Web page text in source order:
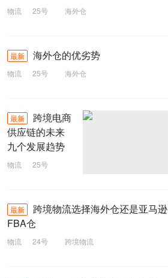
物流 25号 海外仓
最新 海外仓的优劣势
物流 25号 海外仓
最新
跨境电商
供应链的未来
九个发展趋势
物流
25号
最新
跨境物流选择海外仓还是亚马逊
FBA仓
物流 24号 跨境物流